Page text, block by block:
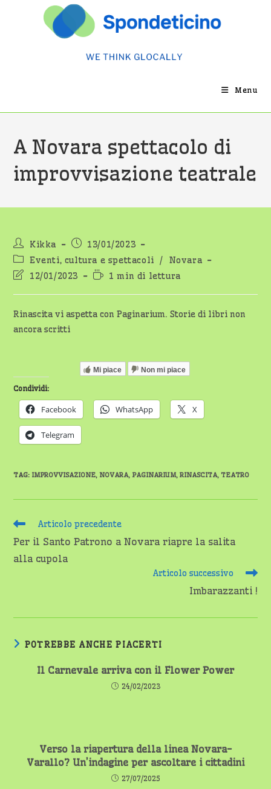
Menu
A Novara spettacolo di
improvvisazione teatrale
Autore
dell'articolo:
Kikka
Articolo
pubblicato:
13/01/2023
Categoria
dell'articolo:
Eventi, cultura e spettacoli /
Novara
Ultima
dell'articolo:
12/01/2023
Tempo
lettura:
1 min di lettura
Rinascita vi aspetta con Paginarium. Storie di libri non
ancora scritti
Mi piace Non mi piace
Condividi:
Facebook WhatsApp X
Telegram
TAG: IMPROVVISAZIONE, NOVARA, PAGINARIUM, RINASCITA, TEATRO
Leggi
articoli
Articolo precedente
Per il Santo Patrono a Novara riapre la salita
alla cupola
Articolo successivo
Imbarazzanti !
POTREBBE ANCHE PIACERTI
Il Carnevale arriva con il Flower Power
24/02/2023
Verso la riapertura della linea Novara-
Varallo? Un’indagine per ascoltare i cittadini
27/07/2025